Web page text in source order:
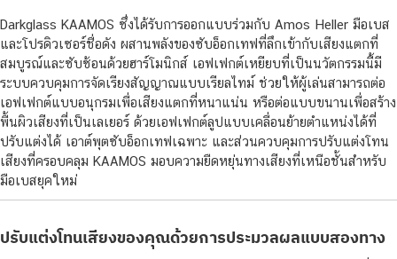
Darkglass KAAMOS ซึ่งได้รับการออกแบบร่วมกับ Amos Heller มือเบส
และโปรดิวเซอร์ชื่อดัง ผสานพลังของซับอ็อกเทฟที่ลึกเข้ากับเสียงแตกที่
สมบูรณ์และซับซ้อนด้วยฮาร์โมนิกส์ เอฟเฟกต์เหยียบที่เป็นนวัตกรรมนี้มี
ระบบควบคุมการจัดเรียงสัญญาณแบบเรียลไทม์ ช่วยให้ผู้เล่นสามารถต่อ
เอฟเฟกต์แบบอนุกรมเพื่อเสียงแตกที่หนาแน่น หรือต่อแบบขนานเพื่อสร้าง
พื้นผิวเสียงที่เป็นเลเยอร์ ด้วยเอฟเฟกต์ลูปแบบเคลื่อนย้ายตำแหน่งได้ที่
ปรับแต่งได้ เอาต์พุตซับอ็อกเทฟเฉพาะ และส่วนควบคุมการปรับแต่งโทน
เสียงที่ครอบคลุม KAAMOS มอบความยืดหยุ่นทางเสียงที่เหนือชั้นสำหรับ
มือเบสยุคใหม่
ปรับแต่งโทนเสียงของคุณด้วยการประมวลผลแบบสองทาง